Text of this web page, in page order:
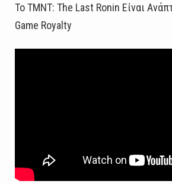
Το TMNT: The Last Ronin Είναι
Game Royalty